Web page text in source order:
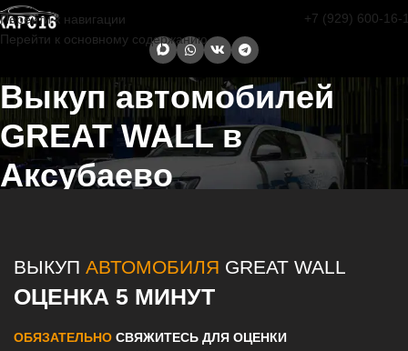
Перейти к навигации
Перейти к основному содержанию
+7 (929) 600-16-
Выкуп автомобилей
GREAT WALL в
Аксубаево
ВЫКУП АВТОМОБИЛЯ GREAT WALL
ОЦЕНКА 5 МИНУТ
ОБЯЗАТЕЛЬНО СВЯЖИТЕСЬ ДЛЯ ОЦЕНКИ